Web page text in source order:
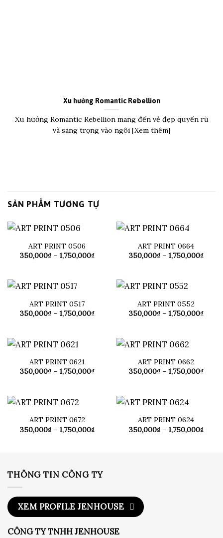
Xu hướng Romantic Rebellion
Xu hướng Romantic Rebellion mang đến vẻ đẹp quyến rũ
và sang trọng vào ngôi [Xem thêm]
SẢN PHẨM TƯƠNG TỰ
ART PRINT 0506
350,000₫ – 1,750,000₫Khoảng
1,750,000₫
ART PRINT 0664
350,000₫ – 1,750,000₫
ART PRINT 0517
350,000₫ – 1,750,000₫Khoảng
1,750,000₫
ART PRINT 0552
350,000₫ – 1,750,000₫
ART PRINT 0621
350,000₫ – 1,750,000₫Khoảng
1,750,000₫
ART PRINT 0662
350,000₫ – 1,750,000₫
ART PRINT 0672
350,000₫ – 1,750,000₫Khoảng
ART PRINT 0624
350,000₫ – 1,750,000₫
THÔNG TIN CÔNG TY
XEM PROFILE JENHOUSE
CÔNG TY TNHH JENHOUSE